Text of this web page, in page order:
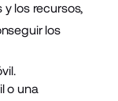
y los recursos,
los
o una